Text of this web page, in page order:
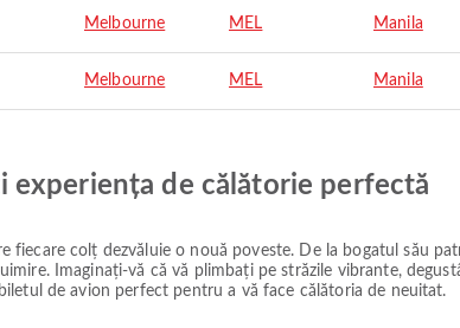
Melbourne MEL Manila
Melbourne MEL Manila
experiența de călătorie perfectă
colț dezvăluie o nouă poveste. De la bogatul său
Imaginați-vă că vă plimbați pe străzile vibrante,
de avion perfect pentru a vă face călătoria de neuitat.